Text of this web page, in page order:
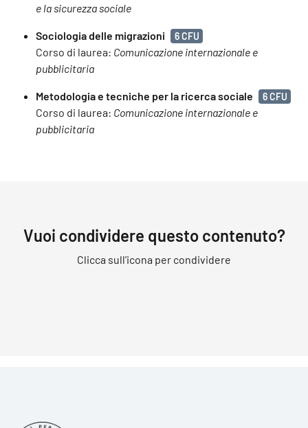
e la sicurezza sociale
Sociologia delle migrazioni 6 CFU
Corso di laurea: Comunicazione internazionale e
pubblicitaria
Metodologia e tecniche per la ricerca sociale 6 CFU
Corso di laurea: Comunicazione internazionale e
pubblicitaria
Vuoi condividere questo contenuto?
Clicca sull'icona per condividere